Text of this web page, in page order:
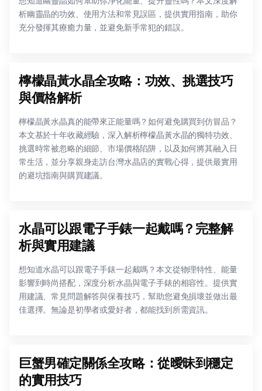
析幽靈晶的功效、使用方法和常見誤區，提供實用指南，助你
充分發揮其療癒力量，並避免新手常犯的錯誤。
檸檬晶黃水晶全攻略：功效、挑選技巧
與價格解析
檸檬晶黃水晶真的能帶來正能量嗎？如何避免購買到仿冒品？
本文基於十年收藏經驗，深入解析檸檬晶黃水晶的獨特功效、
挑選時常被忽略的細節、市場價格陷阱，以及如何將其融入日
常生活，並分享親身走訪台灣水晶店的實戰心得，提供最實用
的避坑指南與購買建議。
水晶可以跟電子手錶一起戴嗎？完整解
析與實用建議
想知道水晶可以跟電子手錶一起戴嗎？本文從物理特性、能量
影響到時尚搭配，深度分析水晶與電子手錶的相容性。提供實
用建議、常見問題解答與保養技巧，幫助您避免損壞並做出最
佳選擇。無論是初學者或愛好者，都能找到所需資訊。
巨蟹男確定關係全攻略：從曖昧到穩定
的實用技巧